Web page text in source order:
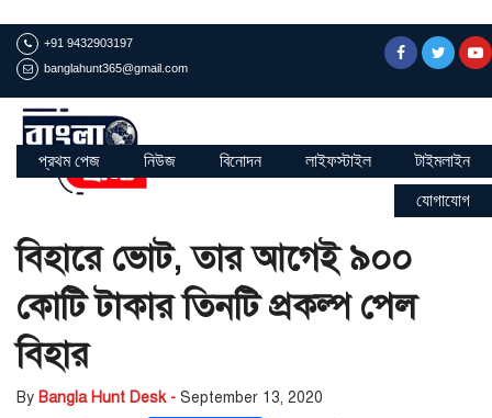
+91 9432903197
banglahunt365@gmail.com
প্রথম পেজ নিউজ বিনোদন লাইফস্টাইল টাইমলাইন
যোগাযোগ
বিহারে ভোট, তার আগেই ৯০০
কোটি টাকার তিনটি প্রকল্প পেল
বিহার
By Bangla Hunt Desk - September 13, 2020